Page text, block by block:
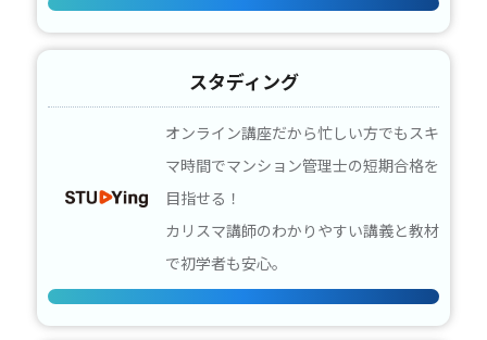
スタディング
オンライン講座だから忙しい方でもスキ
マ時間でマンション管理士の短期合格を
目指せる！
カリスマ講師のわかりやすい講義と教材
で初学者も安心。